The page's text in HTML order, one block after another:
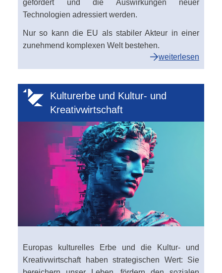
gefördert und die Auswirkungen neuer
Technologien adressiert werden.
Nur so kann die EU als stabiler Akteur in einer
zunehmend komplexen Welt bestehen.
weiterlesen
Kulturerbe und Kultur- und
Kreativwirtschaft
Europas kulturelles Erbe und die Kultur- und
Kreativwirtschaft haben strategischen Wert: Sie